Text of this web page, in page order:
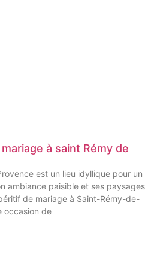
à saint Rémy de
est un lieu idyllique pour un
ambiance paisible et ses paysages
de mariage à Saint-Rémy-de-
occasion de